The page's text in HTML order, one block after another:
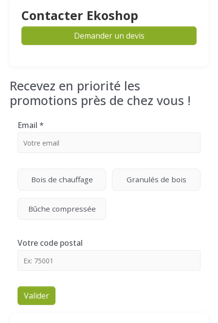
Contacter Ekoshop
Demander un devis
Recevez en priorité les
promotions près de chez vous !
Email *
Bois de chauffage Granulés de bois
Bûche compressée
Votre code postal
Valider